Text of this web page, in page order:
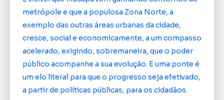
metrópole e que a populosa Zona Norte, a
exemplo das outras áreas urbanas da cidade,
cresce, social e economicamente, a um compasso
acelerado, exigindo, sobremaneira, que o poder
público acompanhe a sua evolução. E uma ponte é
um elo literal para que o progresso seja efetivado,
a partir de políticas públicas, para os cidadãos.